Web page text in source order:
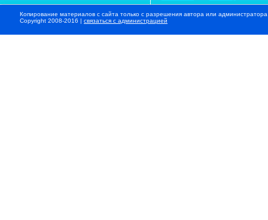
Копирование материалов с сайта только с разрешения автора или
Copyright 2008-2016 | связаться с администрацией